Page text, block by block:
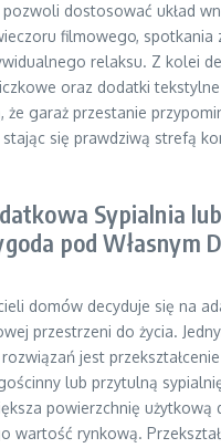
dostosować układ
filmowego, spotkania
relaksu. Z kolei
oraz dodatki
że garaż przestanie
się prawdziwą strefą
Sypialnia
pod Własnym
domów decyduje się na
przestrzeni do życia.
jest
lub przytulną
powierzchnię użytkową
wartość rynkową.